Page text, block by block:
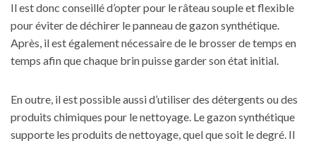
Il est donc conseillé d’opter pour le râteau souple et flexible
pour éviter de déchirer le panneau de gazon synthétique.
Après, il est également nécessaire de le brosser de temps en
temps afin que chaque brin puisse garder son état initial.
En outre, il est possible aussi d’utiliser des détergents ou des
produits chimiques pour le nettoyage. Le gazon synthétique
supporte les produits de nettoyage, quel que soit le degré. Il